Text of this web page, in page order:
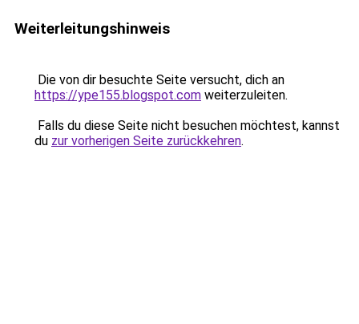
Weiterleitungshinweis
Die von dir besuchte Seite versucht, dich an
https://ype155.blogspot.com weiterzuleiten.
Falls du diese Seite nicht besuchen möchtest, kannst
du zur vorherigen Seite zurückkehren.